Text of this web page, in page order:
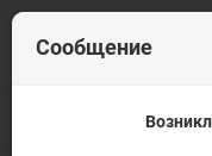
Весовая продукция
Сообщение